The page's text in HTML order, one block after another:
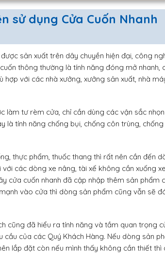
sử dụng Cửa Cuốn Nhanh
sản xuất trên dây chuyền hiện đại, công
thông thường là tính năng đóng mở nhanh,
với các nhà xưởng, xưởng sản xuất, nhà
tư rèm cửa, chỉ cần dùng các vận sắc
là tính năng chống bụi, chống côn trùng, chống
thực phẩm, thuốc thang thì rất nên cần đến
các dòng xe nâng, tài xế không cần xuống
cửa cuốn nhanh đã cập nhập thêm sản phẩm
vào cửa thì dòng sản phẩm cũng vẫn sẽ
cũng đã hiểu ra tính năng và tầm quan trọng
cầu của các Quý Khách Hàng. Nếu dòng sản
lắp đặt còn nếu mình thấy không cần thiết thì